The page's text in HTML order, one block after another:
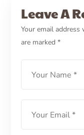
Apakah
LEARN MORE
Leave A
Your email
are marked*